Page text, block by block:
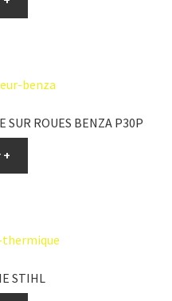
SUR ROUES BENZA P30P
STIHL